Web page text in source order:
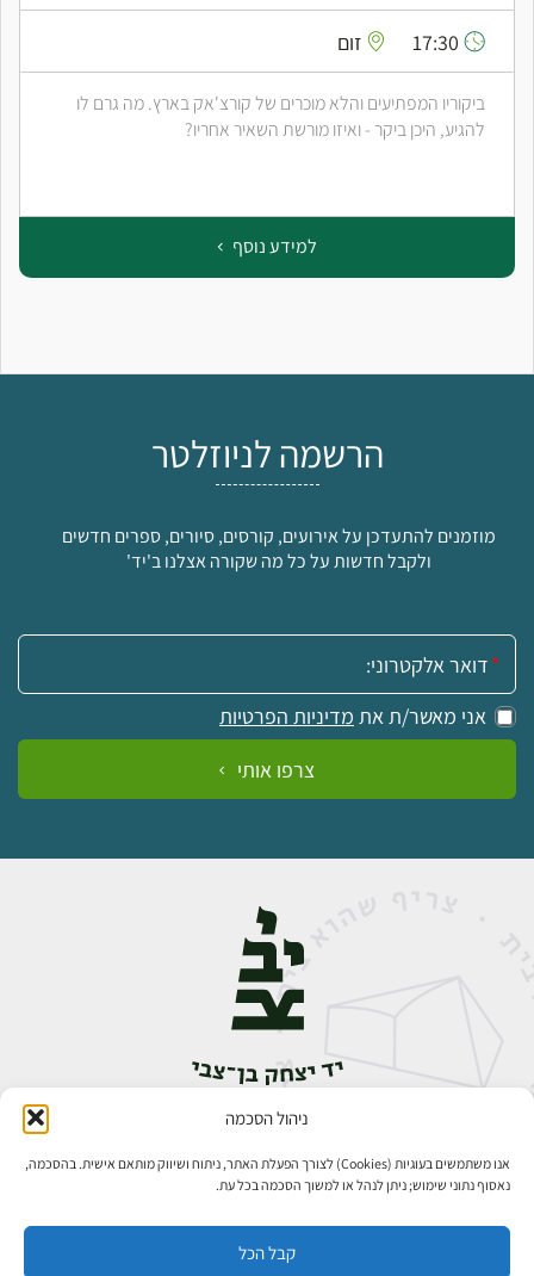
ניהול הסכמה
אנו משתמשים בעוגיות (Cookies) לצורך הפעלת האתר, ניתוח ושיווק מותאם אישית. בהסכמה,
נאסוף נתוני שימוש; ניתן לנהל או למשוך הסכמה בכל עת.
קבל הכל
זום
ביקוריו המפתיעים והלא מוכרים של קורצ'אק בארץ. מה גרם לו
להגיע, היכן ביקר - ואיזו מורשת השאיר אחריו?
למידע נוסף
הרשמה לניוזלטר
מוזמנים להתעדכן על אירועים, קורסים, סיורים, ספרים חדשים
ולקבל חדשות על כל מה שקורה אצלנו ב'יד'
אימייל:
אני מאשר/ת את מדיניות הפרטיות
צרפו אותי
אבן גבירול 14, רחביה, ירושלים